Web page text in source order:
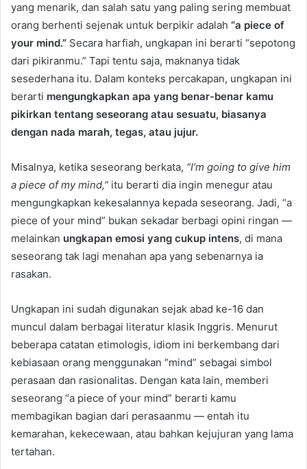
yang menarik, dan salah satu yang paling sering membuat
orang berhenti sejenak untuk berpikir adalah “a piece of
your mind.” Secara harfiah, ungkapan ini berarti “sepotong
dari pikiranmu.” Tapi tentu saja, maknanya tidak
sesederhana itu. Dalam konteks percakapan, ungkapan ini
berarti mengungkapkan apa yang benar-benar kamu
pikirkan tentang seseorang atau sesuatu, biasanya
dengan nada marah, tegas, atau jujur.
Misalnya, ketika seseorang berkata, “I’m going to give him
a piece of my mind,” itu berarti dia ingin menegur atau
mengungkapkan kekesalannya kepada seseorang. Jadi, “a
piece of your mind” bukan sekadar berbagi opini ringan —
melainkan ungkapan emosi yang cukup intens, di mana
seseorang tak lagi menahan apa yang sebenarnya ia
rasakan.
Ungkapan ini sudah digunakan sejak abad ke-16 dan
muncul dalam berbagai literatur klasik Inggris. Menurut
beberapa catatan etimologis, idiom ini berkembang dari
kebiasaan orang menggunakan “mind” sebagai simbol
perasaan dan rasionalitas. Dengan kata lain, memberi
seseorang “a piece of your mind” berarti kamu
membagikan bagian dari perasaanmu — entah itu
kemarahan, kekecewaan, atau bahkan kejujuran yang lama
tertahan.